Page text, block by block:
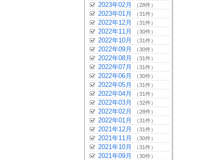
2023年02月 （28件）
2023年01月 （31件）
2022年12月 （31件）
2022年11月 （30件）
2022年10月 （31件）
2022年09月 （30件）
2022年08月 （31件）
2022年07月 （31件）
2022年06月 （30件）
2022年05月 （31件）
2022年04月 （31件）
2022年03月 （32件）
2022年02月 （28件）
2022年01月 （31件）
2021年12月 （31件）
2021年11月 （30件）
2021年10月 （31件）
2021年09月 （30件）